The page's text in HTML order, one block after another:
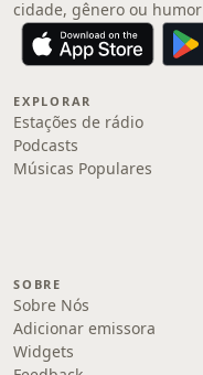
cidade, gênero ou
EXPLORAR
Estações de rádio
Podcasts
Músicas Populares
SOBRE
Sobre Nós
Adicionar emissora
Widgets